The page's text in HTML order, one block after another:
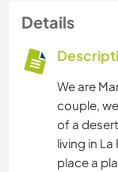
Details
We are
couple,
of a
living in
place a